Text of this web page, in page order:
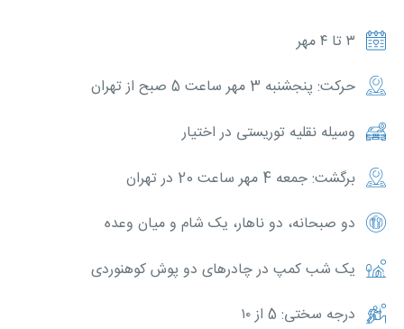
۳ تا ۴ مهر
حرکت: پنجشنبه 3 مهر ساعت 5 صبح از تهران
وسیله نقلیه توریستی در اختیار
برگشت: جمعه 4 مهر ساعت 20 در تهران
دو صبحانه، دو ناهار، یک شام و میان وعده
یک شب کمپ در چادرهای دو پوش کوهنوردی
درجه سختی: 5 از ۱۰